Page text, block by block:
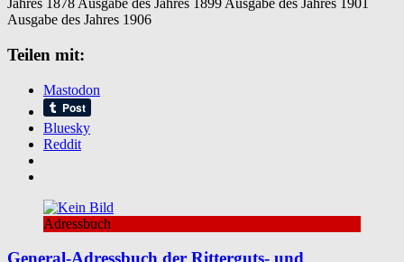
Haupt-
Jahres 1878 Ausgabe des Jahres 1899 Ausgabe des Jahres 1901
Ausgabe des Jahres 1906
Teilen mit:
Mastodon
Bluesky
Reddit
Adressbuch